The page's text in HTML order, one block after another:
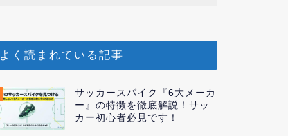
よく読まれている記事
サッカースパイク『6大メーカ
ー』の特徴を徹底解説！サッ
カー初心者必見です！